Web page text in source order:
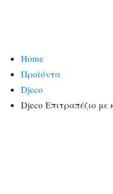
Home
Προϊόντα
Djeco
Djeco Επιτραπέζιο